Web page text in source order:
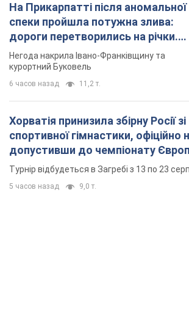
На Прикарпатті після аномальної
спеки пройшла потужна злива:
дороги перетворились на річки.
Відео
Негода накрила Івано-Франківщину та
курортний Буковель
6 часов назад 11,2 т.
Хорватія принизила збірну Росії зі
спортивної гімнастики, офіційно
допустивши до чемпіонату
основних спортсменів
Турнір відбудеться в Загребі з 13 по 23
5 часов назад 9,0 т.